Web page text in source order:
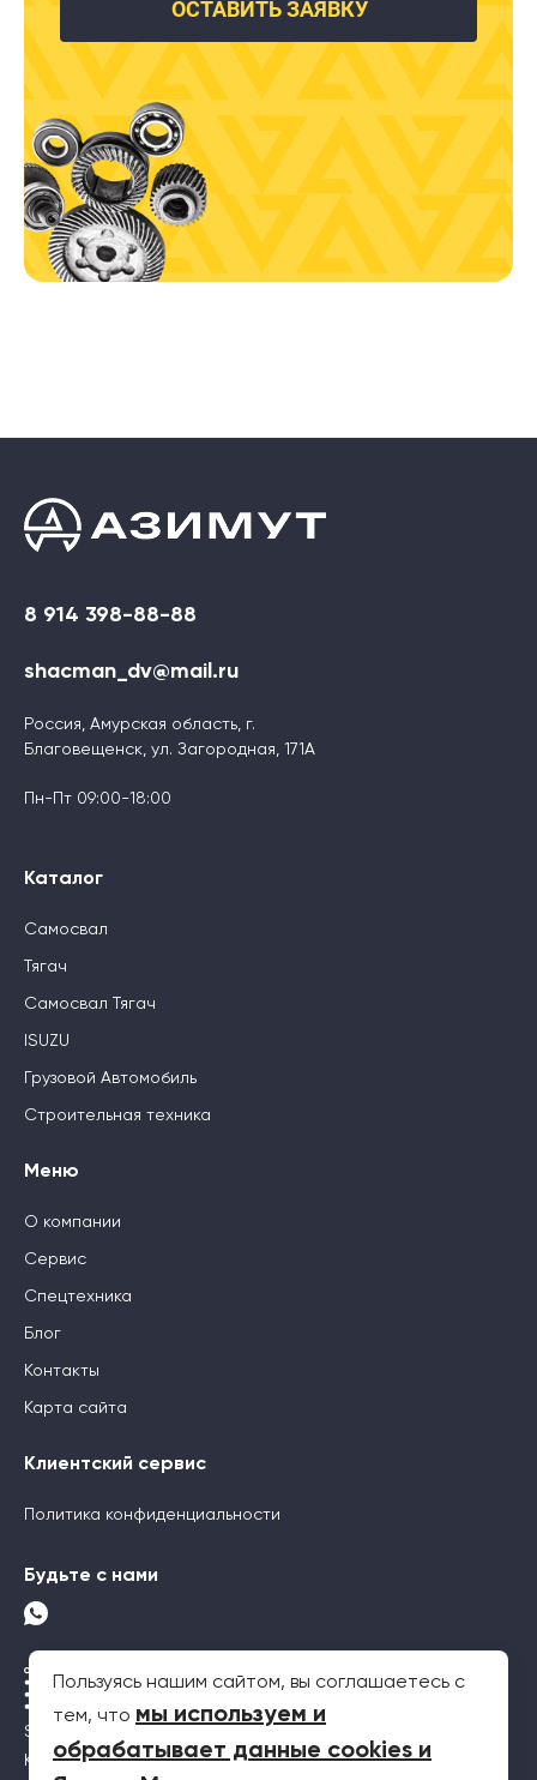
ОСТАВИТЬ ЗАЯВКУ
8 914 398-88-88
shacman_dv@mail.ru
Россия, Амурская область, г.
Благовещенск, ул. Загородная, 171А
Пн-Пт 09:00-18:00
Каталог
Самосвал
Тягач
Самосвал Тягач
ISUZU
Грузовой Автомобиль
Строительная техника
Меню
О компании
Сервис
Спецтехника
Блог
Контакты
Карта сайта
Клиентский сервис
Политика конфиденциальности
Будьте с нами
SEO-продвижение
Контекстная реклама
Пользуясь нашим сайтом, вы соглашаетесь с
тем, что мы используем и
обрабатывает данные cookies и